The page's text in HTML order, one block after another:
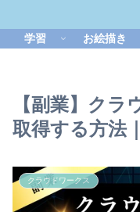
学習 お絵描き
【副業】ク
取得する方法
クラウドワークス